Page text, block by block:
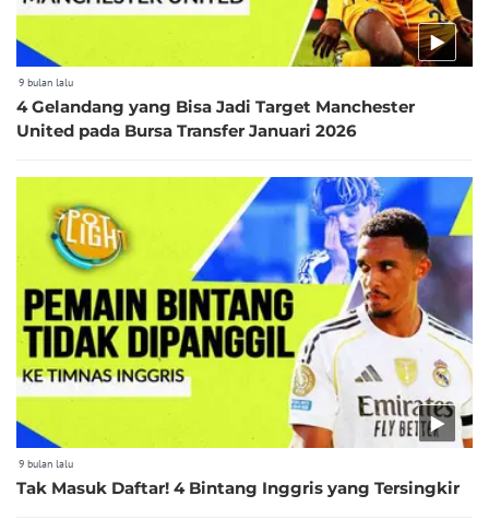
9 bulan lalu
4 Gelandang yang Bisa Jadi Target Manchester
United pada Bursa Transfer Januari 2026
9 bulan lalu
Tak Masuk Daftar! 4 Bintang Inggris yang Tersingkir